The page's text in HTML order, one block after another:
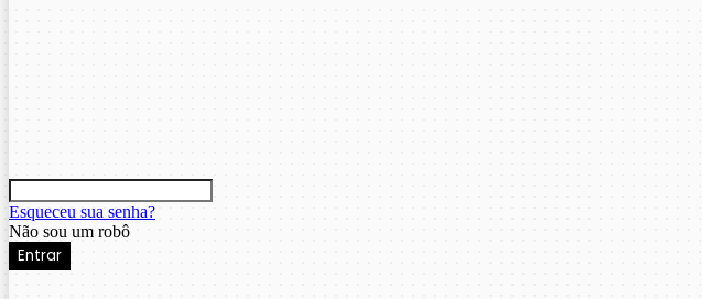
Esqueceu sua senha?
Não sou um robô
Entrar